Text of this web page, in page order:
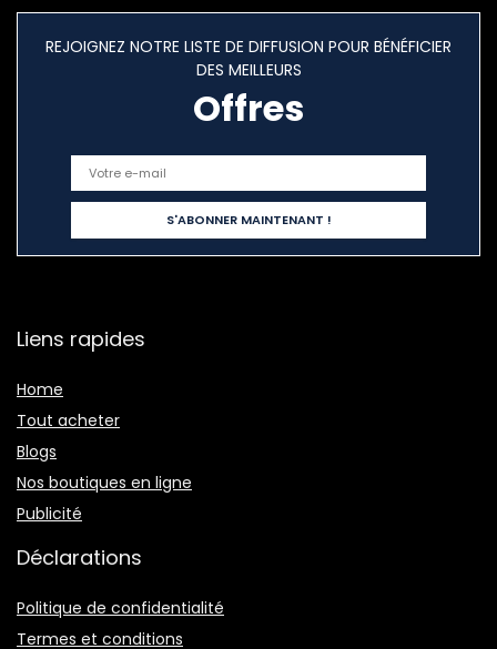
REJOIGNEZ NOTRE LISTE DE DIFFUSION POUR BÉNÉFICIER
DES MEILLEURS
Offres
Liens rapides
Home
Tout acheter
Blogs
Nos boutiques en ligne
Publicité
Déclarations
Politique de confidentialité
Termes et conditions